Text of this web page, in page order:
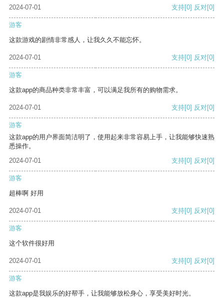
2024-07-01 支持[0] 反对[0]
游客
这款游戏的剧情非常感人，让我久久不能忘怀。
2024-07-01 支持[0] 反对[0]
游客
这款app的商品种类非常丰富，可以满足我所有的购物需求。
2024-07-01 支持[0] 反对[0]
游客
这款app的用户界面简洁明了，使用起来非常容易上手，让我能够快速熟
悉操作。
2024-07-01
支持[0] 反对[0]
游客
超棒啊 好用
2024-07-01 支持[0] 反对[0]
游客
这个软件很好用
2024-07-01 支持[0] 反对[0]
游客
这款app是我娱乐的好帮手，让我能够放松身心，享受美好时光。